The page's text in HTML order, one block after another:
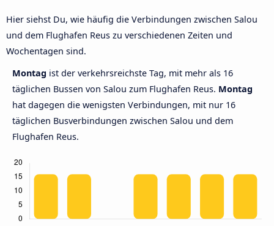
Hier siehst Du, wie häufig die Verbindungen zwischen Salou
und dem Flughafen Reus zu verschiedenen Zeiten und
Wochentagen sind.
Montag ist der verkehrsreichste Tag, mit mehr als 16
täglichen Bussen von Salou zum Flughafen Reus. Montag
hat dagegen die wenigsten Verbindungen, mit nur 16
täglichen Busverbindungen zwischen Salou und dem
Flughafen Reus.